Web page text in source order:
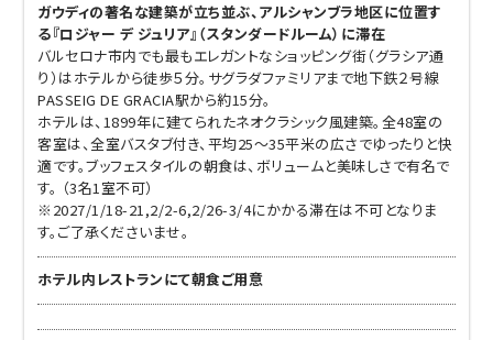
ガウディの著名な建築が立ち並ぶ、アルシャンブラ地区に位置す
る『ロジャー デ ジュリア』（スタンダードルーム）に滞在
バルセロナ市内でも最もエレガントなショッピング街（グラシア通
り）はホテルから徒歩５分。サグラダファミリアまで地下鉄２号線
PASSEIG DE GRACIA駅から約15分。
ホテルは、1899年に建てられたネオクラシック風建築。全48室の
客室は、全室バスタブ付き、平均25～35平米の広さでゆったりと快
適です。ブッフェスタイルの朝食は、ボリュームと美味しさで有名で
す。 （3名1室不可）
※2027/1/18-21,2/2-6,2/26-3/4にかかる滞在は不可となりま
す。ご了承くださいませ。
ホテル内レストランにて朝食ご用意